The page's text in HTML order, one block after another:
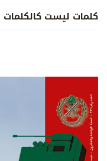
كلمات ليست كالكلمات